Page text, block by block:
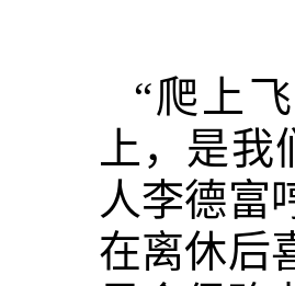
“爬上
上，是
人李德富
在离休后